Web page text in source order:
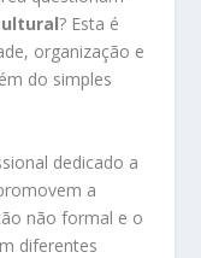
? Esta é
organização e
do simples
dedicado a
a
não formal e o
diferentes